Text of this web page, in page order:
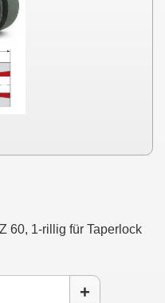
60, 1-rillig für Taperlock
+